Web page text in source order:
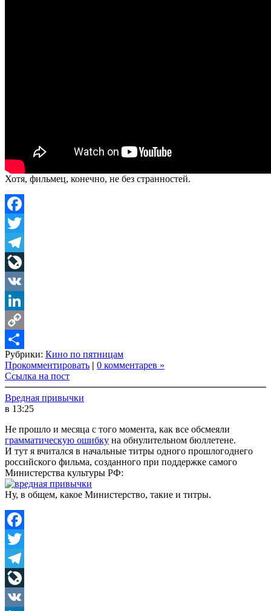
Хотя, фильмец, конечно, не без странностей.
Facebook
Twitter
Telegram
LiveJournal
VK
LinkedIn
Copy
Link
Share
Рубрики: Кино по пятницам
Прокомментировать | 0 комментарев »
Ссылка на пост
Вредная привычки
в 13:25
Не прошло и месяца с того момента, как все обсмеяли
грамматическую ошибку на обнулительном бюллетене.
И тут я вчитался в начальные титры одного прошлогоднего
российского фильма, созданного при поддержке самого
Министерства культуры РФ:
Ну, в общем, какое Министерство, такие и титры.
Facebook
Twitter
Telegram
LiveJournal